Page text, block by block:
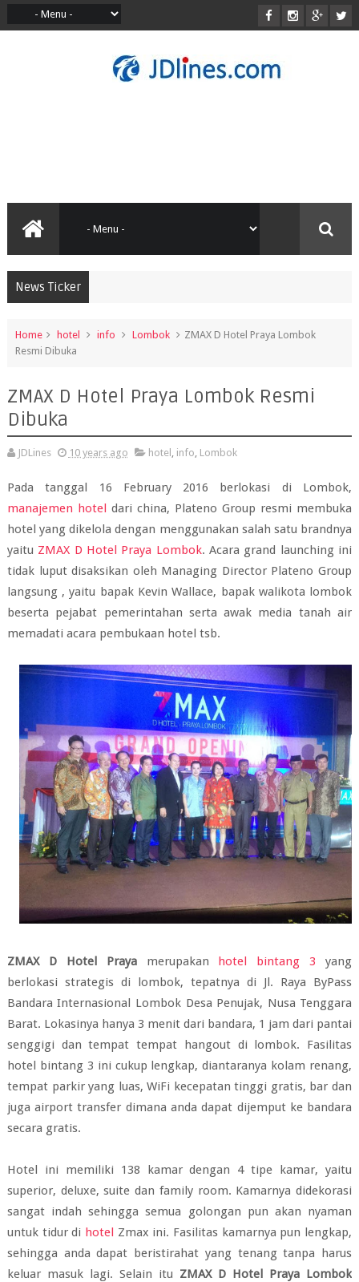
News Ticker
Home hotel info Lombok
ZMAX D Hotel Praya Lombok
Resmi Dibuka
ZMAX D Hotel Praya Lombok Resmi
Dibuka
JDLines 10 years ago hotel , info, Lombok
Pada tanggal 16 February 2016 berlokasi di Lombok,
manajemen hotel dari china, Plateno Group resmi membuka
hotel yang dikelola dengan menggunakan salah satu brandnya
yaitu ZMAX D Hotel Praya Lombok. Acara grand launching ini
tidak luput disaksikan oleh Managing Director Plateno Group
langsung , yaitu bapak Kevin Wallace, bapak walikota lombok
beserta pejabat pemerintahan serta awak media tanah air
memadati acara pembukaan hotel tsb.
ZMAX D Hotel Prayamerupakan hotel bintang 3 yang
berlokasi strategis di lombok, tepatnya di Jl. Raya ByPass
Bandara Internasional Lombok Desa Penujak, Nusa Tenggara
Barat. Lokasinya hanya 3 menit dari bandara, 1 jam dari pantai
senggigi dan tempat tempat hangout di lombok. Fasilitas
hotel bintang 3 ini cukup lengkap, diantaranya kolam renang,
tempat parkir yang luas, WiFi kecepatan tinggi gratis, bar dan
juga airport transfer dimana anda dapat dijemput ke bandara
secara gratis.
Hotel ini memiliki 138 kamar dengan 4 tipe kamar, yaitu
superior, deluxe, suite dan family room. Kamarnya didekorasi
sangat indah sehingga semua golongan pun akan nyaman
untuk tidur di hotel Zmax ini. Fasilitas kamarnya pun lengkap,
sehingga anda dapat beristirahat yang tenang tanpa harus
keluar masuk lagi. Selain itu ZMAX D Hotel Praya Lombok